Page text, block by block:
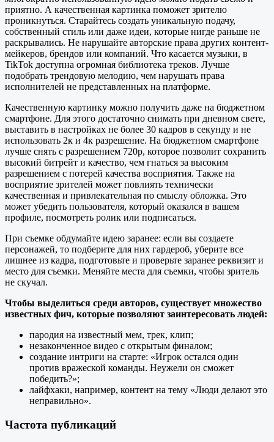
приятно. А качественная картинка поможет зрителю
проникнуться. Старайтесь создать уникальную подачу,
собственный стиль или даже идеи, которые нигде раньше не
раскрывались. Не нарушайте авторские права других контент-
мейкеров, брендов или компаний. Что касается музыки, в
TikTok доступна огромная библиотека треков. Лучше
подобрать трендовую мелодию, чем нарушать права
исполнителей не представленных на платформе.
Качественную картинку можно получить даже на бюджетном
смартфоне. Для этого достаточно снимать при дневном свете,
выставить в настройках не более 30 кадров в секунду и не
использовать 2к и 4к разрешение. На бюджетном смартфоне
лучше снять с разрешением 720р, которое позволит сохранить
высокий битрейт и качество, чем гнаться за высоким
разрешением с потерей качества восприятия. Также на
восприятие зрителей может повлиять технически
качественная и привлекательная по смыслу обложка. Это
может убедить пользователя, который оказался в вашем
профиле, посмотреть ролик или подписаться.
При съемке обдумайте идею заранее: если вы создаете
персонажей, то подберите для них гардероб, уберите все
лишнее из кадра, подготовьте и проверьте заранее реквизит и
место для съемки. Меняйте места для съемки, чтобы зритель
не скучал.
Чтобы выделиться среди авторов, существует множество
известных фич, которые позволяют заинтересовать людей:
пародия на известный мем, трек, клип;
незаконченное видео с открытым финалом;
создание интриги на старте: «Игрок остался один
против вражеской команды. Неужели он сможет
победить?»;
лайфхаки, например, контент на тему «Люди делают это
неправильно».
Частота публикаций